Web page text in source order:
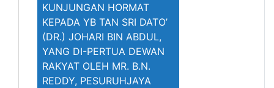
KUNJUNGAN HORMAT
KEPADA YB TAN SRI DATO’
(DR.) JOHARI BIN ABDUL,
YANG DI-PERTUA DEWAN
RAKYAT OLEH MR. B.N.
REDDY, PESURUHJAYA